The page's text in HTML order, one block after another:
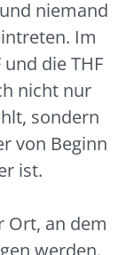
niemand
Im
die THF
nicht nur
sondern
von Beginn
ist.
Ort, an dem
werden.